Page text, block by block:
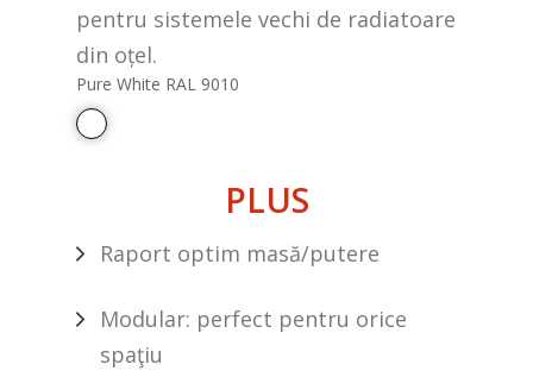
pentru sistemele vechi de radiatoare
din oțel.
Pure White RAL 9010
PLUS
Raport optim masă/putere
Modular: perfect pentru orice
spaţiu